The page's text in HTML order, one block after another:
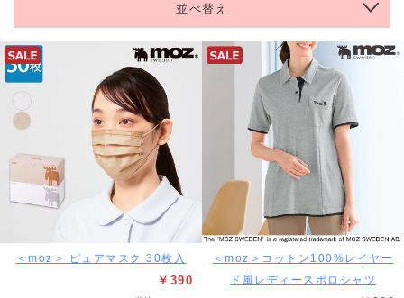
並べ替え
＜moz＞ ピュアマスク 30枚入
￥390
＜moz＞コットン100%レイヤー
ド風レディースポロシャツ